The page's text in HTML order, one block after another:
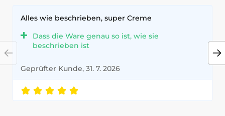
Alles wie beschrieben, super Creme
Dass die Ware genau so ist, wie sie
beschrieben ist
Geprüfter Kunde, 31. 7. 2026